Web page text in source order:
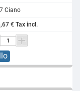
Ciano
€ Tax incl.